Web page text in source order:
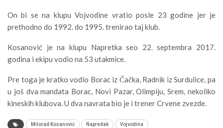
On bi se na klupu Vojvodine vratio posle 23 godine jer je
prethodno do 1992. do 1995. trenirao taj klub.
Kosanović je na klupu Napretka seo 22. septembra 2017.
godina i ekipu vodio na 53 utakmice.
Pre toga je kratko vodio Borac iz Čačka, Radnik iz Surdulice, pa
u još dva mandata Borac, Novi Pazar, Olimpiju, Srem, nekoliko
kineskih klubova. U dva navrata bio je i trener Crvene zvezde.
Milorad Kosanović Napredak Vojvodina